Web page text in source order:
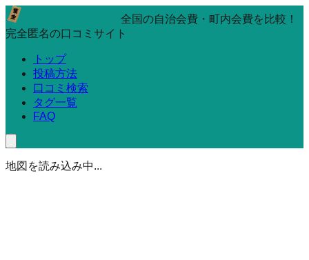
全国の自治会費・町内会費を比較！
完全匿名の口コミサイト
トップ
投稿方法
口コミ検索
タグ一覧
FAQ
地図を読み込み中...